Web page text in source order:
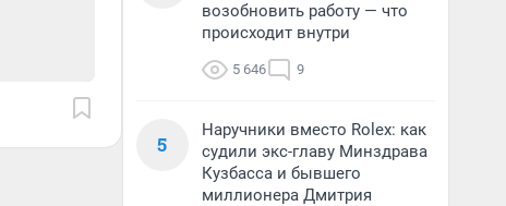
возобновить работу — что
происходит внутри
5 646 9
5
Наручники вместо Rolex: как
судили экс-главу Минздрава
Кузбасса и бывшего
миллионера Дмитрия